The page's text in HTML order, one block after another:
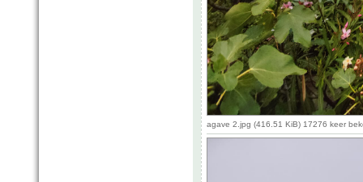
agave 2.jpg (416.51 KiB) 17276 keer